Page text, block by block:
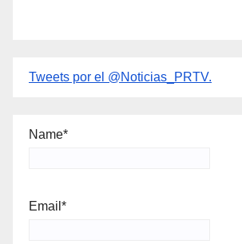
Tweets por el @Noticias_PRTV.
Name*
Email*